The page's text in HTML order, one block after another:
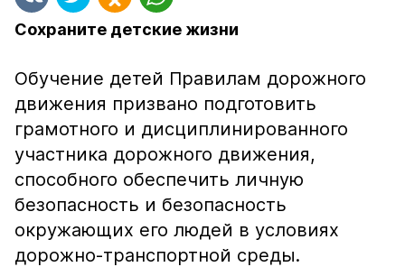
Сохраните детские жизни
Обучение детей Правилам дорожного
движения призвано подготовить
грамотного и дисциплинированного
участника дорожного движения,
способного обеспечить личную
безопасность и безопасность
окружающих его людей в условиях
дорожно-транспортной среды.